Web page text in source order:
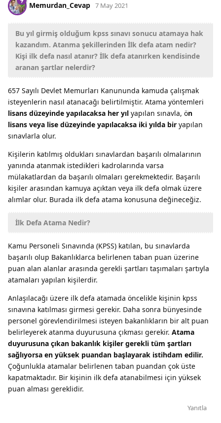
Memurdan_Cevap 7 May 2021
Bu yıl girmiş olduğum kpss sınavı sonucu atamaya hak
kazandım. Atanma şekillerinden İlk defa atam nedir?
Kişi ilk defa nasıl atanır? İlk defa atanırken kendisinde
aranan şartlar nelerdir?
657 Sayılı Devlet Memurları Kanununda kamuda çalışmak
isteyenlerin nasıl atanacağı belirtilmiştir. Atama yöntemleri
lisans düzeyinde yapılacaksa her yıl yapılan sınavla, ön
lisans veya lise düzeyinde yapılacaksa iki yılda bir yapılan
sınavlarla olur.
Kişilerin katılmış oldukları sınavlardan başarılı olmalarının
yanında atanmak istedikleri kadrolarında varsa
mülakatlardan da başarılı olmaları gerekmektedir. Başarılı
kişiler arasından kamuya açıktan veya ilk defa olmak üzere
alımlar olur. Burada ilk defa atama konusuna değineceğiz.
İlk Defa Atama Nedir?
Kamu Personeli Sınavında (KPSS) katılan, bu sınavlarda
başarılı olup Bakanlıklarca belirlenen taban puan üzerine
puan alan alanlar arasında gerekli şartları taşımaları şartıyla
atamaları yapılan kişilerdir.
Anlaşılacağı üzere ilk defa atamada öncelikle kişinin kpss
sınavına katılması girmesi gerekir. Daha sonra bünyesinde
personel görevlendirilmesi isteyen bakanlıkların bir alt puan
belirleyerek atanma duyurusuna çıkması gerekir. Atama
duyurusuna çıkan bakanlık kişiler gerekli tüm şartları
sağlıyorsa en yüksek puandan başlayarak istihdam edilir.
Çoğunlukla atamalar belirlenen taban puandan çok üste
kapatmaktadır. Bir kişinin ilk defa atanabilmesi için yüksek
puan alması gereklidir.
Yanıtla